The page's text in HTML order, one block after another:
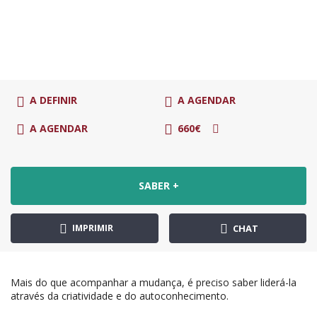
A DEFINIR A AGENDAR
A AGENDAR 660€
SABER +
IMPRIMIR CHAT
Mais do que acompanhar a mudança, é preciso saber liderá-la
através da criatividade e do autoconhecimento.